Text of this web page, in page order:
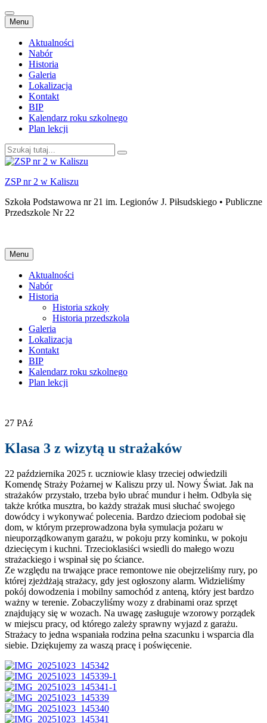
Menu Przejdź
do
treści
Aktualności
Nabór
Historia
Galeria
Lokalizacja
Kontakt
BIP
Kalendarz roku szkolnego
Plan lekcji
Szukaj:
ZSP nr 2 w Kaliszu
Szkoła Podstawowa nr 21 im. Legionów J. Piłsudskiego • Publiczne
Przedszkole Nr 22
Menu Przejdź
do
treści
Aktualności
Nabór
Historia
Historia szkoły
Historia przedszkola
Galeria
Lokalizacja
Kontakt
BIP
Kalendarz roku szkolnego
Plan lekcji
27 PAź
Klasa 3 z wizytą u strażaków
22 października 2025 r. uczniowie klasy trzeciej odwiedzili
Komendę Straży Pożarnej w Kaliszu przy ul. Nowy Świat. Jak na
strażaków przystało, trzeba było ubrać mundur i hełm. Odbyła się
także krótka musztra, bo każdy strażak musi słuchać swojego
dowódcy i wykonywać polecenia. Bardzo dzieciom podobał się
dom, w którym przeprowadzona była symulacja pożaru w
nieuporządkowanym garażu, w pokoju przy kominku, w pokoju
dziecięcym i kuchni. Trzecioklasiści wsiedli do małego wozu
strażackiego i wspinał się po ściance.
Ze względu na trwające prace remontowe nie obejrzeliśmy rury, po
której zjeżdżają strażacy, gdy jest ogłoszony alarm. Widzieliśmy
pokój dowodzenia i mobilny samochód z anteną, który jest bardzo
ważny w terenie. Zobaczyliśmy wozy z drabinami oraz sprzęt
znajdujący się w wozach. Na uwagę zasługuje wzorowy porządek
w miejscu pracy, od którego zależy sprawny wyjazd z garażu.
Strażacy to jedna wspaniała rodzina pełna szacunku i wsparcia dla
siebie. Dziękujemy za waszą pracę i poświęcenie.